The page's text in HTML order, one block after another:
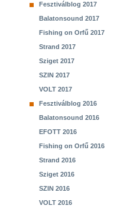
Fesztiválblog 2017
Balatonsound 2017
Fishing on Orfű 2017
Strand 2017
Sziget 2017
SZIN 2017
VOLT 2017
Fesztiválblog 2016
Balatonsound 2016
EFOTT 2016
Fishing on Orfű 2016
Strand 2016
Sziget 2016
SZIN 2016
VOLT 2016